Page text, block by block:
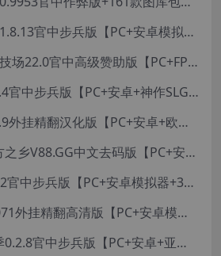
隔壁的美艳人妻1.8.13官中步兵版【PC+安卓模拟器+亚洲SLG/国风精品+存档】/The Wife Next Door【13G】
【自购】束缚竞技场22.0官中高级赞助版【PC+FPS枪战射击/ACT动作/捏人/团队】/Bondage Arena Premium【43.7G】
沙漠追猎者0.21.4官中步兵版【PC+安卓+神作SLG/沙盒+画廊全开】/沙漠潜行者/沉沙猎手/Desert Stalker【9.56G】
欲望之影S2_0.9.9外挂精翻汉化版【PC+安卓+欧美精品RPG/步兵/沙盒/媚黑/绿帽NTR】/Shadows of Desire【19.2G】
亚洲之子：东方之乡V88.GG中文去码版【PC+安卓模拟器+亚洲风QSP/真人SLG/更新/MOD整合版/作者版】/SOA就是个混蛋/【93G】
极品采花郎2.1.2官中步兵版【PC+安卓模拟器+3D互动SLG/亚洲/国风+金手指+真全CG存档】/Romantic Escapades【8.3G】
蛇之交响曲71071外挂精翻高清版【PC+安卓模拟器+神作RPG+全CG存档+作弊器】/纳迪亚四部曲之四/Symphony of the Serpent【11.3G】
爱欲之都开篇季0.2.8官中步兵版【PC+安卓+亚洲神作SLG+画廊全开】/City Lights Love Bites Season 0【21.7G】